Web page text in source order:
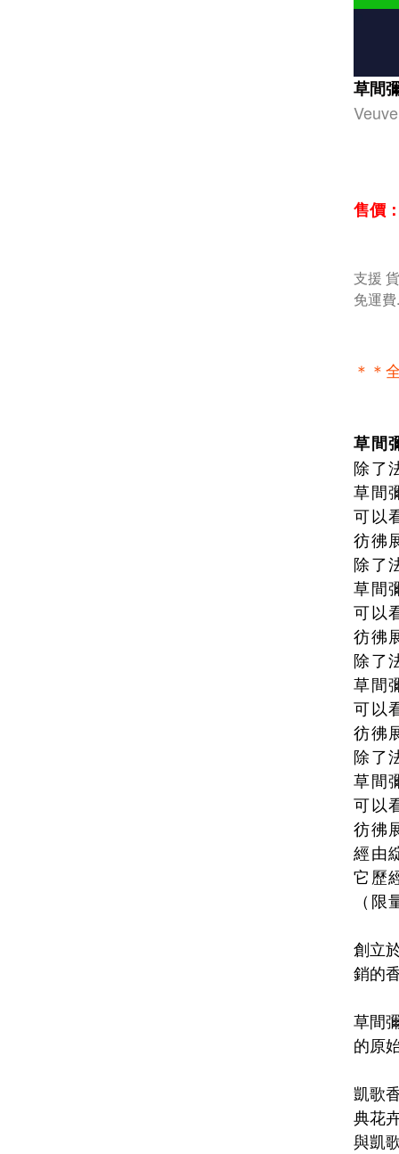
草間
售價
支援
免運費.
＊＊
草間
除了
草間
可以
彷彿
除了
草間
可以
彷彿
除了
草間
可以
彷彿
除了
草間
可以
彷彿
經由
它歷
（
創立
銷的
草間
的原
凱歌
典花
與凱